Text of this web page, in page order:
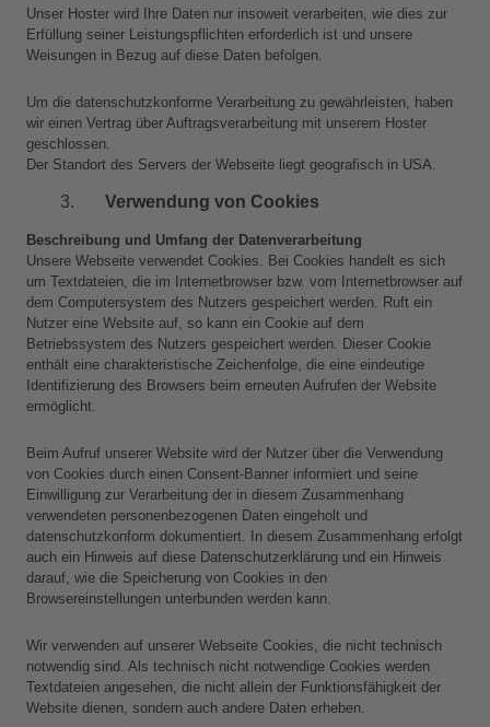
Unser Hoster wird Ihre Daten nur insoweit verarbeiten, wie dies zur
Erfüllung seiner Leistungspflichten erforderlich ist und unsere
Weisungen in Bezug auf diese Daten befolgen.
Um die datenschutzkonforme Verarbeitung zu gewährleisten, haben
wir einen Vertrag über Auftragsverarbeitung mit unserem Hoster
geschlossen.
Der Standort des Servers der Webseite liegt geografisch in USA.
Verwendung von Cookies
Beschreibung und Umfang der Datenverarbeitung
Unsere Webseite verwendet Cookies. Bei Cookies handelt es sich
um Textdateien, die im Internetbrowser bzw. vom Internetbrowser auf
dem Computersystem des Nutzers gespeichert werden. Ruft ein
Nutzer eine Website auf, so kann ein Cookie auf dem
Betriebssystem des Nutzers gespeichert werden. Dieser Cookie
enthält eine charakteristische Zeichenfolge, die eine eindeutige
Identifizierung des Browsers beim erneuten Aufrufen der Website
ermöglicht.
Beim Aufruf unserer Website wird der Nutzer über die Verwendung
von Cookies durch einen Consent-Banner informiert und seine
Einwilligung zur Verarbeitung der in diesem Zusammenhang
verwendeten personenbezogenen Daten eingeholt und
datenschutzkonform dokumentiert. In diesem Zusammenhang erfolgt
auch ein Hinweis auf diese Datenschutzerklärung und ein Hinweis
darauf, wie die Speicherung von Cookies in den
Browsereinstellungen unterbunden werden kann.
Wir verwenden auf unserer Webseite Cookies, die nicht technisch
notwendig sind. Als technisch nicht notwendige Cookies werden
Textdateien angesehen, die nicht allein der Funktionsfähigkeit der
Website dienen, sondern auch andere Daten erheben.